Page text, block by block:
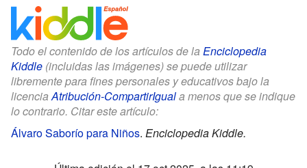
Todo el contenido de los artículos de la Enciclopedia
Kiddle (incluidas las imágenes) se puede utilizar
libremente para fines personales y educativos bajo la
licenciaAtribución-CompartirIguala menos que se indique
lo contrario. Citar este artículo:
Álvaro Saborío para Niños. Enciclopedia Kiddle.